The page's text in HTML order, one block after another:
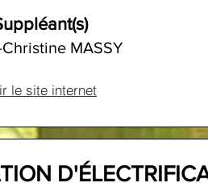
MASSY
le site internet